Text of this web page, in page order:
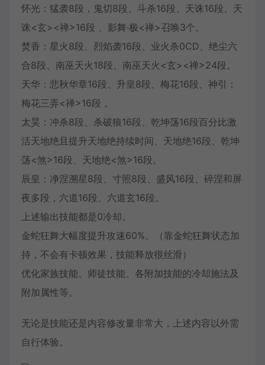
怀光：猛袭8段，鬼切8段、斗杀16段、天诛16段、天
诛<玄><禅>16段 、影舞·极<禅>召唤3个。
焚香：星火8段、烈焰袭16段、业火杀0CD、绝尘六
合8段、南巫天火18段、南巫天火<玄><禅>24段。
天华：悲秋华章16段、升皇8段、梅花16段、神引：
梅花三弄<禅>16段 。
太昊：冲杀8段、杀破狼16段、乾坤荡16段百分比激
活天地绝且提升天地绝持续时间、天地绝16段、乾坤
荡<煞>16段、天地绝<煞>16段。
辰皇：净涅溯星8段、寸照8段、盛风16段、碎涅和屏
夜多段，六道16段、六道玄16段。
上述输出技能都是0冷却。
金蛇狂舞大幅度提升攻速60%。（靠金蛇狂舞状态加
持，不会有卡顿效果，技能释放很丝滑）
优化家族技能、师徒技能、各附加技能的冷却施法及
附加属性等。
无论是技能还是内容修改量非常大，上述内容以外需
自行体验。